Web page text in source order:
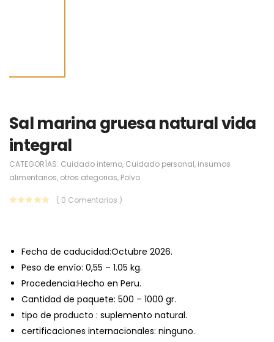
Sal marina gruesa natural vida
integral
CATEGORÍAS: Cuidado interno, Cuidado personal, insumos
alimentarios, otros ategorias, Polvo
( 0 Comentarios )
Fecha de caducidad:Octubre 2026.
Peso de envío: 0,55 – 1.05 kg.
Procedencia:Hecho en Peru.
Cantidad de paquete: 500 – 1000 gr.
tipo de producto : suplemento natural.
certificaciones internacionales: ninguno.